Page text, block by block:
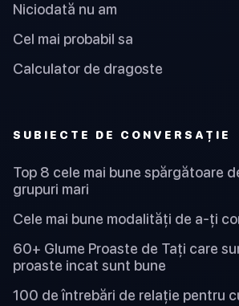
Niciodată nu am
Cel mai probabil sa
Calculator de dragoste
SUBIECTE DE CONVERSAȚIE
Top 8 cele mai bune spărgătoare
grupuri mari
Cele mai bune modalități de a-ți
60+ Glume Proaste de Tați care
proaste incat sunt bune
100 de întrebări de relație pentru